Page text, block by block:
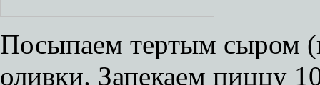
Посыпаем тертым сыром
оливки. Запекаем пиццу